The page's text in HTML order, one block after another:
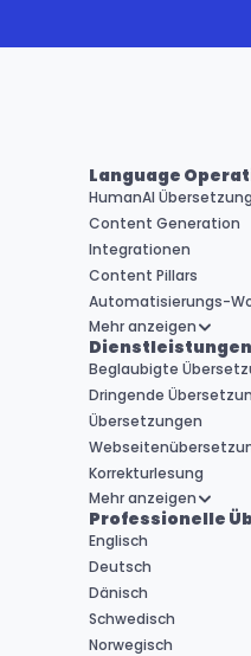
Language
HumanAI Übersetzung
Content Generation
Integrationen
Content Pillars
Automatisierungs-
Mehr anzeigen
Dienstleistungen
Beglaubigte
Dringende
Übersetzungen
Korrekturlesung
Mehr anzeigen
Professionelle
Englisch
Deutsch
Dänisch
Schwedisch
Norwegisch